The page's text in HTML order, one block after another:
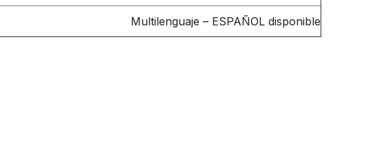
Multilenguaje – ESPAÑOL disponible